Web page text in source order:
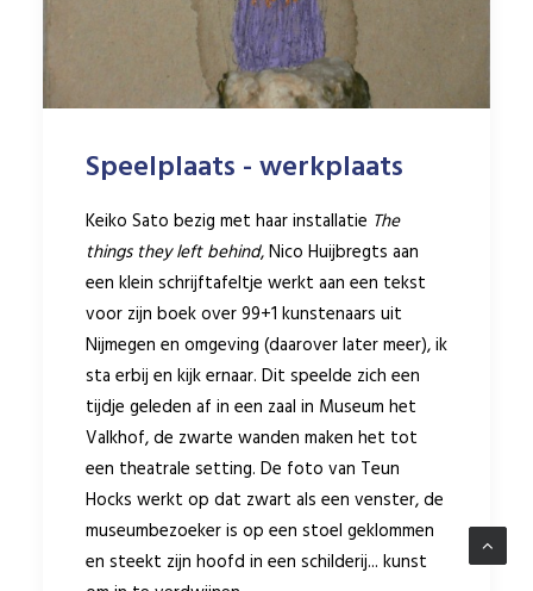
Speelplaats - werkplaats
Keiko Sato bezig met haar installatie The
things they left behind, Nico Huijbregts aan
een klein schrijftafeltje werkt aan een tekst
voor zijn boek over 99+1 kunstenaars uit
Nijmegen en omgeving (daarover later meer), ik
sta erbij en kijk ernaar. Dit speelde zich een
tijdje geleden af in een zaal in Museum het
Valkhof, de zwarte wanden maken het tot
een theatrale setting. De foto van Teun
Hocks werkt op dat zwart als een venster, de
museumbezoeker is op een stoel geklommen
en steekt zijn hoofd in een schilderij... kunst